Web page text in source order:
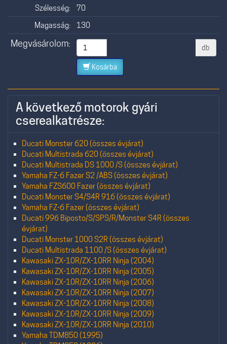
Szélesség:
70
Magasság:
130
Megvásárolom: db
Kosárba
A következő motorok gyári
cserealkatrésze:
Ducati Monster 620 (összes évjárat)
Ducati Multistrada 620 (összes évjárat)
Ducati Multistrada DS 1000 /S (összes évjárat)
Yamaha FZ-6 Fazer S2 /ABS (összes évjárat)
Yamaha FZS600 Fazer (összes évjárat)
Ducati Monster S4/S4R 916 (összes évjárat)
Yamaha FZ-6 Fazer (összes évjárat)
Ducati 996 Biposto/S/SPS/R/Monster S4R (összes
évjárat)
Ducati Monster 1000 S2R (összes évjárat)
Ducati Multistrada 1100 /S (összes évjárat)
Kawasaki ZX-10R/ZX-10RR Ninja (2004)
Kawasaki ZX-10R/ZX-10RR Ninja (2005)
Kawasaki ZX-10R/ZX-10RR Ninja (2006)
Kawasaki ZX-10R/ZX-10RR Ninja (2007)
Kawasaki ZX-10R/ZX-10RR Ninja (2008)
Kawasaki ZX-10R/ZX-10RR Ninja (2009)
Kawasaki ZX-10R/ZX-10RR Ninja (2010)
Yamaha TDM850 (1995)